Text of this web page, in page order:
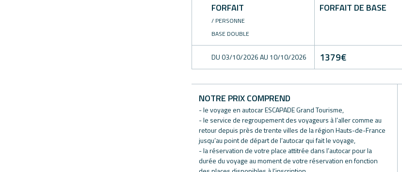
FORFAIT
/ PERSONNE
BASE DOUBLE
FORFAIT DE BASE
DU 03/10/2026 AU 10/10/2026 1379€
NOTRE PRIX COMPREND
- le voyage en autocar ESCAPADE Grand Tourisme,
- le service de regroupement des voyageurs à l’aller comme au
retour depuis près de trente villes de la région Hauts-de-France
jusqu’au point de départ de l’autocar qui fait le voyage,
- la réservation de votre place attitrée dans l’autocar pour la
durée du voyage au moment de votre réservation en fonction